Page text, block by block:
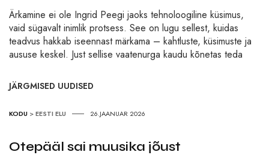
Ärkamine ei ole Ingrid Peegi jaoks tehnoloogiline küsimus,
vaid sügavalt inimlik protsess. See on lugu sellest, kuidas
teadvus hakkab iseennast märkama – kahtluste, küsimuste ja
aususe keskel. Just sellise vaatenurga kaudu kõnetas teda
JÄRGMISED UUDISED
KODU >EESTI ELU 26.JAANUAR 2026
Otepääl sai muusika jõust